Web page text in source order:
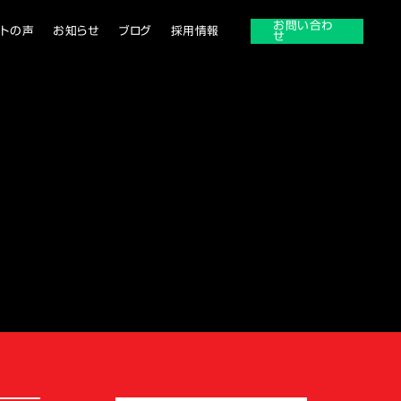
の声 お知らせ ブログ 採用情報
お問い合わ
せ